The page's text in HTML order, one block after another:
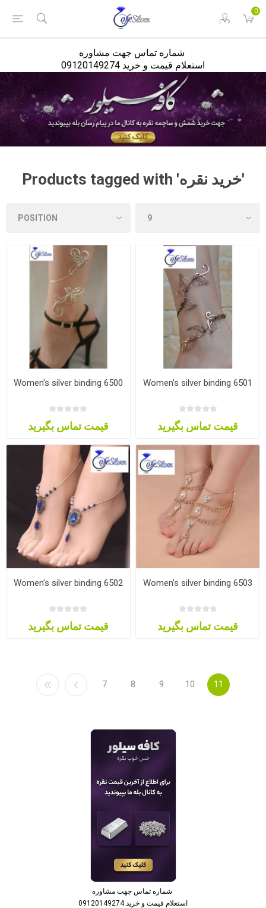
0
استعلام قیمت و خرید 09120149274
Products tagged with 'خرید نقره'
Women's silver binding 6500
قیمت تماس بگیرید
Women's silver binding 6501
قیمت تماس بگیرید
Women's silver binding 6502
قیمت تماس بگیرید
Women's silver binding 6503
قیمت تماس بگیرید
7 8 9 10 11
استعلام قیمت و خرید 09120149274